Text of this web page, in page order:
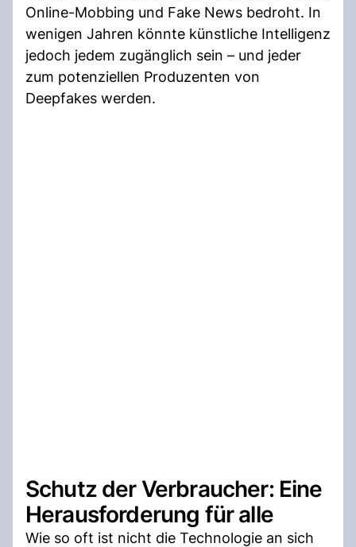
Online-Mobbing und Fake News bedroht. In
wenigen Jahren könnte künstliche Intelligenz
jedoch jedem zugänglich sein – und jeder
zum potenziellen Produzenten von
Deepfakes werden.
Schutz der Verbraucher: Eine
Herausforderung für alle
Wie so oft ist nicht die Technologie an sich